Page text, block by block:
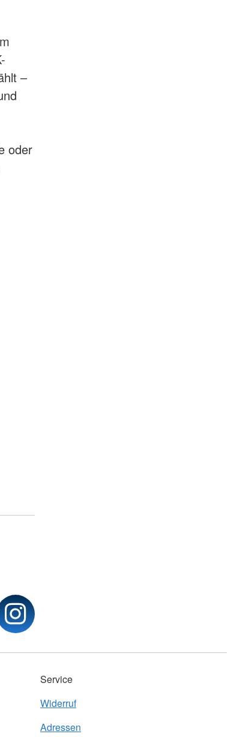
–
oder
Service
Widerruf
Adressen